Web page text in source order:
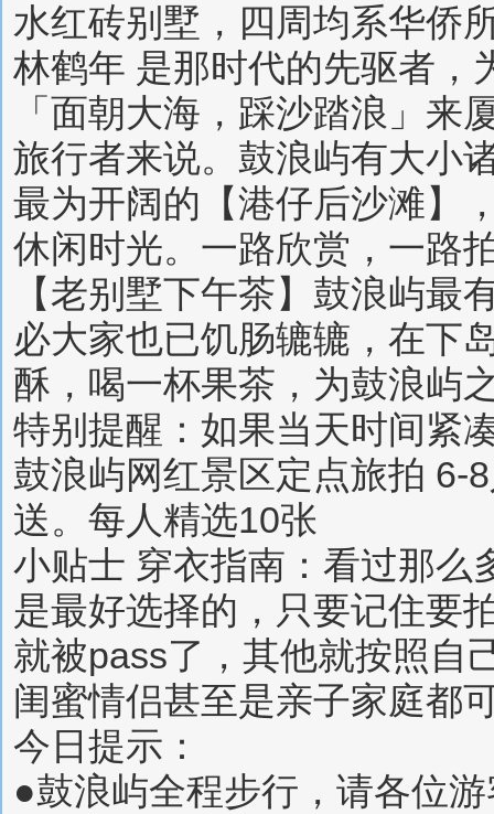
水红砖别墅，四周均系华侨
林鹤年 是那时代的先驱者，
「面朝大海，踩沙踏浪」
旅行者来说。鼓浪屿有大小
最为开阔的【港仔后沙滩】
休闲时光。一路欣赏，一路
【老别墅下午茶】鼓浪屿
必大家也已饥肠辘辘，在下
酥，喝一杯果茶，为鼓浪屿
特别提醒：如果当天时间紧
鼓浪屿网红景区定点旅拍 6-
送。每人精选10张
小贴士 穿衣指南：看过那么
是最好选择的，只要记住要
就被pass了，其他就按照自
闺蜜情侣甚至是亲子家庭都
今日提示：
●鼓浪屿全程步行，请各位